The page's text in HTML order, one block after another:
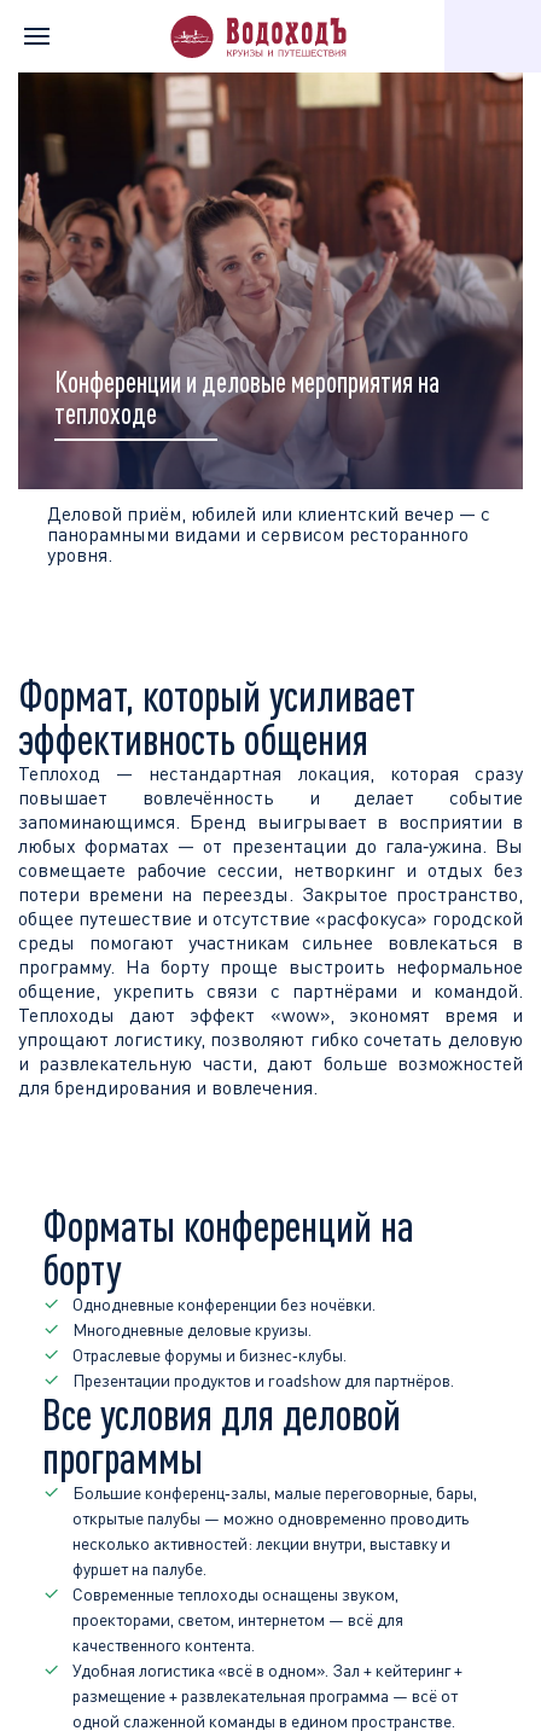
Главная Мероприятия на борту
Конференции и деловые мероприятия на
теплоходе
Деловой приём, юбилей или клиентский вечер — с
панорамными видами и сервисом ресторанного
уровня.
Формат, который усиливает
эффективность общения
Теплоход — нестандартная локация, которая сразу
повышает вовлечённость и делает событие
запоминающимся. Бренд выигрывает в восприятии в
любых форматах — от презентации до гала‑ужина. Вы
совмещаете рабочие сессии, нетворкинг и отдых без
потери времени на переезды. Закрытое пространство,
общее путешествие и отсутствие «расфокуса» городской
среды помогают участникам сильнее вовлекаться в
программу. На борту проще выстроить неформальное
общение, укрепить связи с партнёрами и командой.
Теплоходы дают эффект «wow», экономят время и
упрощают логистику, позволяют гибко сочетать деловую
и развлекательную части, дают больше возможностей
для брендирования и вовлечения.
Форматы конференций на
борту
Однодневные конференции без ночёвки.
Многодневные деловые круизы.
Отраслевые форумы и бизнес‑клубы.
Презентации продуктов и roadshow для партнёров.
Все условия для деловой
программы
Большие конференц‑залы, малые переговорные, бары,
открытые палубы — можно одновременно проводить
несколько активностей: лекции внутри, выставку и
фуршет на палубе.
Современные теплоходы оснащены звуком,
проекторами, светом, интернетом — всё для
качественного контента.
Удобная логистика «всё в одном». Зал + кейтеринг +
размещение + развлекательная программа — всё от
одной слаженной команды в едином пространстве.